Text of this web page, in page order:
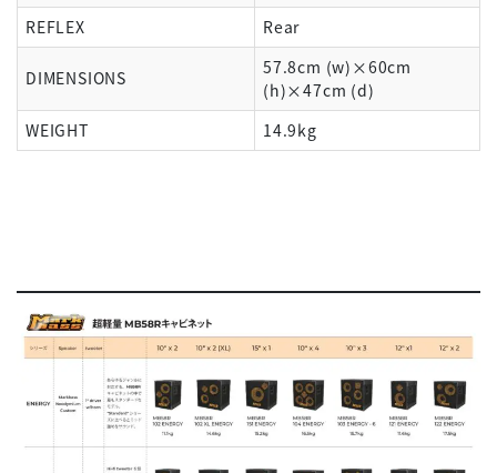
REFLEX
Rear
DIMENSIONS
57.8cm (w)×60cm
(h)×47cm (d)
WEIGHT
14.9kg